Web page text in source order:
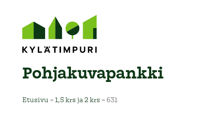
Pohja­kuva­pankki
Etusivu» 1,5 krs ja 2 krs » 631